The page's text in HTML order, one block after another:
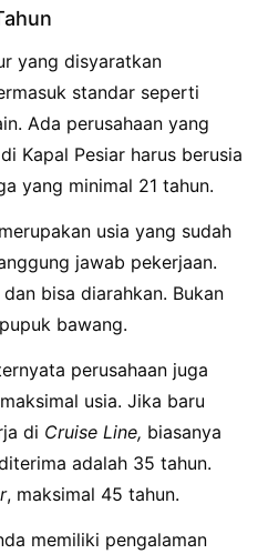
yang disyaratkan
standar seperti
Ada perusahaan yang
Kapal Pesiar harus berusia
yang minimal 21 tahun.
usia yang sudah
jawab pekerjaan.
bisa diarahkan. Bukan
bawang.
perusahaan juga
usia. Jika baru
di Cruise Line, biasanya
adalah 35 tahun.
, maksimal 45 tahun.
memiliki pengalaman